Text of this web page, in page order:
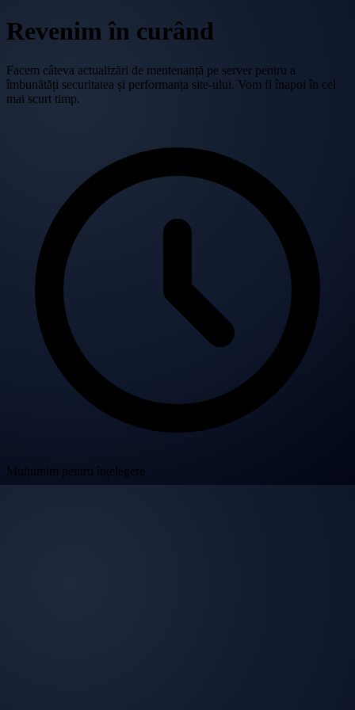
Revenim în curând
Facem câteva actualizări de mentenanță pe server pentru a
îmbunătăți securitatea și performanța site-ului. Vom fi înapoi în cel
mai scurt timp.
Mulțumim pentru înțelegere